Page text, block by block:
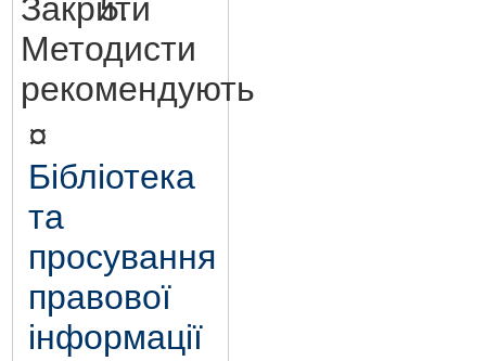
5.
Методисти
рекомендують
¤
Бібліотека
та
просування
правової
інформації